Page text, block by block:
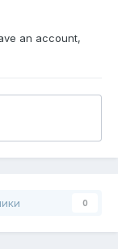
an account,
0